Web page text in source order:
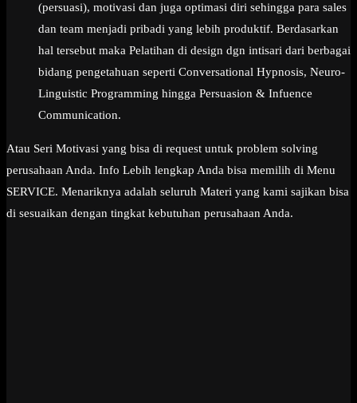
(persuasi), motivasi dan juga optimasi diri sehingga para sales
dan team menjadi pribadi yang lebih produktif. Berdasarkan
hal tersebut maka Pelatihan di design dgn intisari dari berbagai
bidang pengetahuan seperti Conversational Hypnosis, Neuro-
Linguistic Programming hingga Persuasion & Infuence
Communication.
Atau Seri Motivasi yang bisa di request untuk problem solving
perusahaan Anda. Info Lebih lengkap Anda bisa memilih di Menu
SERVICE. Menariknya adalah seluruh Materi yang kami sajikan bisa
di sesuaikan dengan tingkat kebutuhan perusahaan Anda.